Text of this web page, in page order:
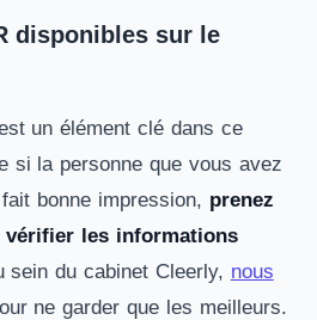
disponibles sur le
un élément clé dans ce
si la personne que vous avez
bonne impression, prenez
les informations
sein du cabinet Cleerly, nous
ne garder que les meilleurs.